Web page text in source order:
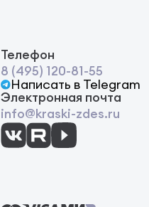
Телефон
8 (495) 120-81-55
Написать в Telegram
Электронная почта
info@kraski-zdes.ru